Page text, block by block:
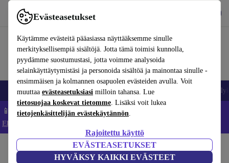
Evästeasetukset
Käytämme evästeitä pääasiassa näyttääksemme sinulle
merkityksellisempiä sisältöjä. Jotta tämä toimisi kunnolla,
pyydämme suostumustasi, jotta voimme analysoida
selainkäyttäytymistäsi ja personoida sisältöä ja mainontaa sinulle -
ensimmäisen ja kolmannen osapuolen evästeiden avulla. Voit
muuttaa evästeasetuksiasi milloin tahansa. Lue
tietosuojaa koskevat tietomme. Lisäksi voit lukea
tietojenkäsittelijän evästekäytännön.
Rajoitettu käyttö
EVÄSTEASETUKSET
HYVÄKSY KAIKKI EVÄSTEET
Käytä refurbed-palvelua nopeasti ja helposti
Matkapuhelimet ja älypuhelimet Kannettavat tietokoneet
📱 Säästä 5 % LISÄÄ iPhoneista – Koodi: IPHONEDEAL –
Ehdot ja säännöt
Juomat Kahvi